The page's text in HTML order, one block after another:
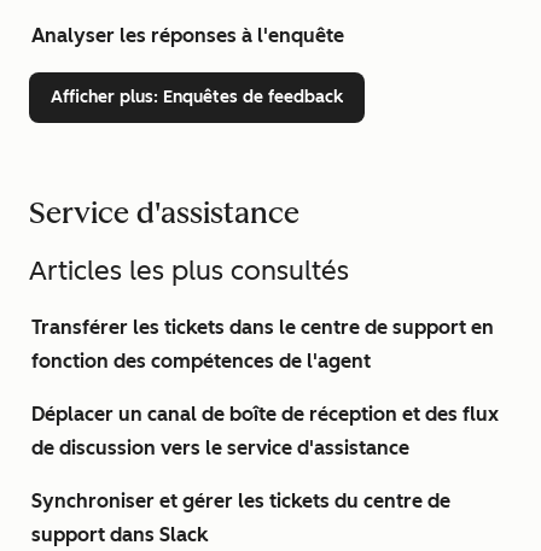
Analyser les réponses à l'enquête
Afficher plus: Enquêtes de feedback
Service d'assistance
Articles les plus consultés
Transférer les tickets dans le centre de support en
fonction des compétences de l'agent
Déplacer un canal de boîte de réception et des flux
de discussion vers le service d'assistance
Synchroniser et gérer les tickets du centre de
support dans Slack